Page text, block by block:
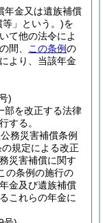
年金又は遺族補償
」という。)を
て他の法令によ
間、
この条例の
より、当該年金
)
部を改正する法律
する。
務災害補償条例
規定による改正
災害補償に関す
の条例の施行の
金及び遺族補償
これらの年金に